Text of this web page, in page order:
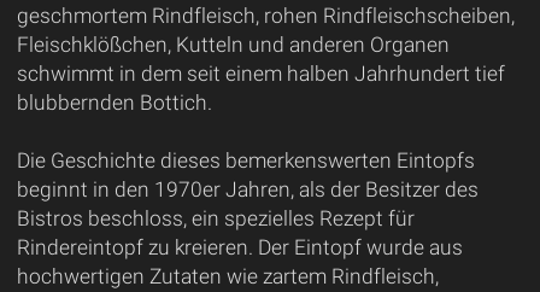
geschmortem Rindfleisch, rohen Rindfleischscheiben,
Fleischklößchen, Kutteln und anderen Organen
schwimmt in dem seit einem halben Jahrhundert tief
blubbernden Bottich.
Die Geschichte dieses bemerkenswerten Eintopfs
beginnt in den 1970er Jahren, als der Besitzer des
Bistros beschloss, ein spezielles Rezept für
Rindereintopf zu kreieren. Der Eintopf wurde aus
hochwertigen Zutaten wie zartem Rindfleisch,